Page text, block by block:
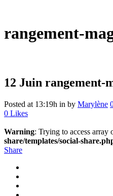
rangement-
12 Juin rangement-
Posted at 13:19h in by Marylène
0 Likes
Warning: Trying to access
share/templates/social-
Share